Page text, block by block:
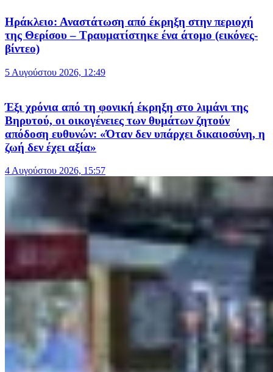
Ηράκλειο: Αναστάτωση από έκρηξη στην περιοχή
της Θερίσου – Τραυματίστηκε ένα άτομο (εικόνες-
βίντεο)
5 Αυγούστου 2026, 12:49
Έξι χρόνια από τη φονική έκρηξη στο λιμάνι της
Βηρυτού, οι οικογένειες των θυμάτων ζητούν
απόδοση ευθυνών: «Όταν δεν υπάρχει δικαιοσύνη, η
ζωή δεν έχει αξία»
4 Αυγούστου 2026, 15:57